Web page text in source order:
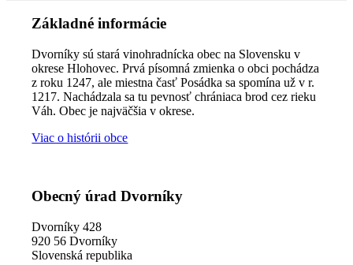
Základné informácie
Dvorníky sú stará vinohradnícka obec na Slovensku v
okrese Hlohovec. Prvá písomná zmienka o obci pochádza
z roku 1247, ale miestna časť Posádka sa spomína už v r.
1217. Nachádzala sa tu pevnosť chrániaca brod cez rieku
Váh. Obec je najväčšia v okrese.
Viac o histórii obce
Obecný úrad Dvorníky
Dvorníky 428
920 56 Dvorníky
Slovenská republika